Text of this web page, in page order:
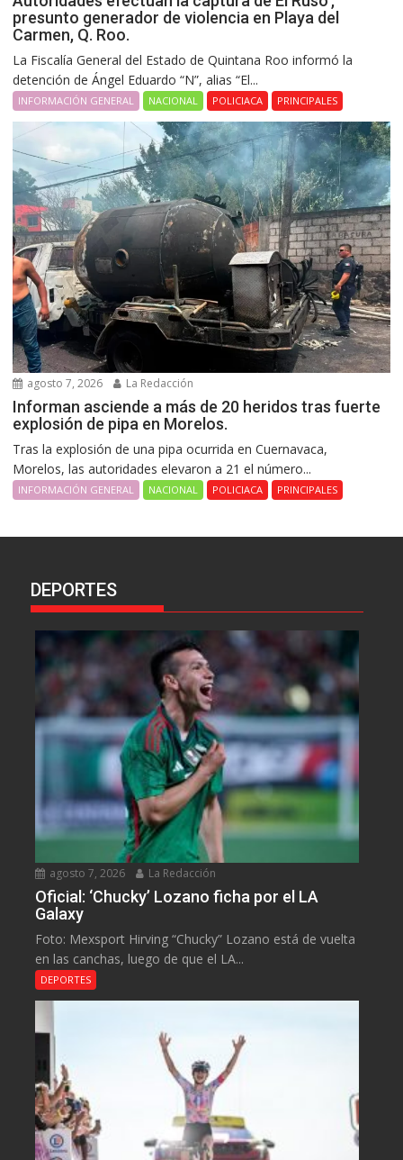
presunto generador de violencia en Playa del
Carmen, Q. Roo.
La Fiscalía General del Estado de Quintana Roo informó la
detención de Ángel Eduardo “N”, alias “El...
INFORMACIÓN GENERAL NACIONAL POLICIACA PRINCIPALES
agosto 7, 2026 La Redacción
Informan asciende a más de 20 heridos tras fuerte
explosión de pipa en Morelos.
Tras la explosión de una pipa ocurrida en Cuernavaca,
Morelos, las autoridades elevaron a 21 el número...
INFORMACIÓN GENERAL NACIONAL POLICIACA PRINCIPALES
DEPORTES
agosto 7, 2026 La Redacción
Oficial: ‘Chucky’ Lozano ficha por el LA
Galaxy
Foto: Mexsport Hirving “Chucky” Lozano está de vuelta
en las canchas, luego de que el LA...
DEPORTES